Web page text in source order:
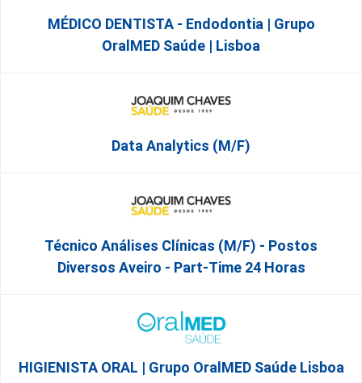
MÉDICO DENTISTA - Endodontia | Grupo
OralMED Saúde | Lisboa
Data Analytics (M/F)
Técnico Análises Clínicas (M/F) - Postos
Diversos Aveiro - Part-Time 24 Horas
HIGIENISTA ORAL | Grupo OralMED Saúde Lisboa